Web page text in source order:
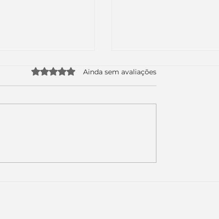
Avaliado com 0 de 5 estrelas.
Ainda sem avaliações